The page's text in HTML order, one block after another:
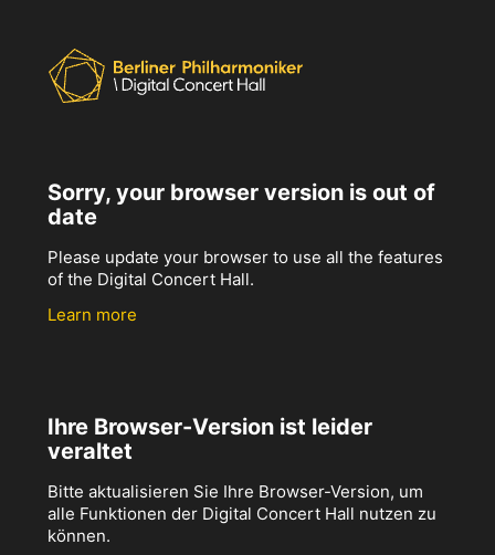
Sorry, your browser version is out of
date
Please update your browser to use all the features
of the Digital Concert Hall.
Learn more
Ihre Browser-Version ist leider
veraltet
Bitte aktualisieren Sie Ihre Browser-Version, um
alle Funktionen der Digital Concert Hall nutzen zu
können.